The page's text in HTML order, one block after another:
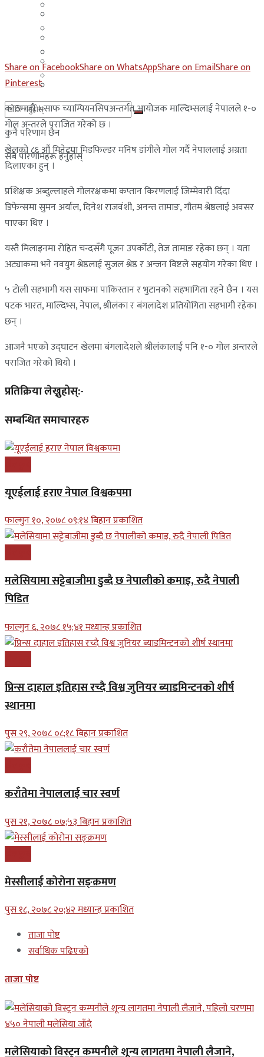
साउदी अरब
कुनै परिणाम छैन
सबै परिणामहरू हेर्नुहोस्
युएई
साउदी अरब
Share on FacebookShare on WhatsAppShare on EmailShare on
Pinterest
काठमाडौं । साफ च्याम्पियनसिपअन्तर्गत आयोजक माल्दिभ्सलाई नेपालले १-०
गोल अन्तरले पराजित गरेको छ ।
खेलको ८६ औं मिनेटमा मिडफिल्डर मनिष डांगीले गोल गर्दै नेपाललाई अग्रता
दिलाएका हुन् ।
प्रशिक्षक अब्दुल्लाहले गोलरक्षकमा कप्तान किरणलाई जिम्मेवारी दिँदा
डिफेन्समा सुमन अर्याल, दिनेश राजवंशी, अनन्त तामाङ, गौतम श्रेष्ठलाई अवसर
पाएका थिए ।
यस्तै मिलाइनमा रोहित चन्दसँगै पूजन उपर्कोटी, तेज तामाङ रहेका छन् । यता
अट्याकमा भने नवयुग श्रेष्ठलाई सुजल श्रेष्ठ र अन्जन विष्टले सहयोग गरेका थिए ।
५ टोली सहभागी यस साफमा पाकिस्तान र भुटानको सहभागिता रहने छैन । यस
पटक भारत, माल्दिभ्स, नेपाल, श्रीलंका र बंगलादेश प्रतियोगिता सहभागी रहेका
छन् ।
आजनै भएको उद्घाटन खेलमा बंगलादेशले श्रीलंकालाई पनि १-० गोल अन्तरले
पराजित गरेको थियो ।
प्रतिक्रिया लेख्नुहोस्:-
सम्बन्धित समाचारहरु
यूएईलाई हराए नेपाल विश्वकपमा
फाल्गुन १०, २०७८ ०९;१४ बिहान प्रकाशित
मलेसियामा सट्टेबाजीमा डुब्दै छ नेपालीको कमाइ, रुदै नेपाली
पिडित
फाल्गुन ६, २०७८ १५;४१ मध्यान्ह प्रकाशित
प्रिन्स दाहाल इतिहास रच्दै विश्व जुनियर ब्याडमिन्टनको शीर्ष
स्थानमा
पुस २९, २०७८ ०८;१८ बिहान प्रकाशित
कराँतेमा नेपाललाई चार स्वर्ण
पुस २१, २०७८ ०७;५३ बिहान प्रकाशित
मेस्सीलाई कोरोना सङ्क्रमण
पुस १८, २०७८ २०;४२ मध्यान्ह प्रकाशित
ताजा पोष्ट
सर्वाधिक पढिएको
ताजा पोष्ट
मलेसियाको विस्ट्रन कम्पनीले शून्य लागतमा नेपाली लैजाने,